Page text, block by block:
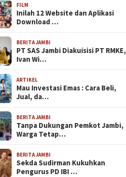
FILM
Inilah 12 Website dan Aplikasi
Download …
BERITA JAMBI
PT SAS Jambi Diakuisisi PT RMKE,
Ivan Wi…
ARTIKEL
Mau Investasi Emas : Cara Beli,
Jual, da…
BERITA JAMBI
Tanpa Dukungan Pemkot Jambi,
Warga Tetap…
BERITA JAMBI
Sekda Sudirman Kukuhkan
Pengurus PD IBI …